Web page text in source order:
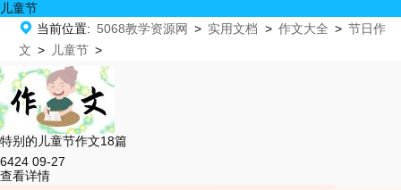
儿童节
 当前位置: 5068教学资源网 > 实用文档 > 作文大全 > 节日作
文 > 儿童节 >
特别的儿童节作文18篇
6424 09-27
查看详情